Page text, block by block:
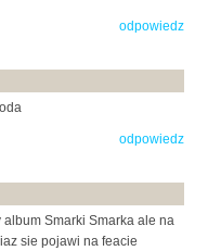
odpowiedz
odpowiedz
Smarki Smarka ale na
sie pojawi na feacie